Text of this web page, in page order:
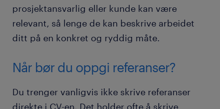
prosjektansvarlig eller kunde kan være
relevant, så lenge de kan beskrive arbeidet
ditt på en konkret og ryddig måte.
Når bør du oppgi referanser?
Du trenger vanligvis ikke skrive referanser
direkte i CV-en. Det holder ofte å skrive